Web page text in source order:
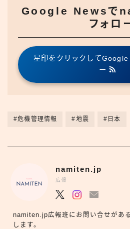
Google Newsで
フォロ
星印をクリックして
ー
#危機管理情報 #地震 #日本
namiten.jp
広報
namiten.jp広報班にお問い合せがあ
します。